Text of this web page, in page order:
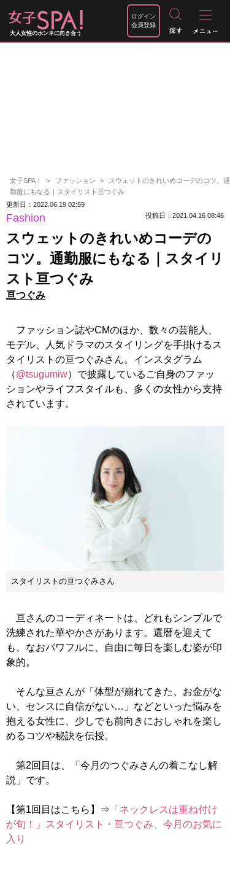
大人女性のホンネに向き合う
ログイン
会員登録
女子SPA！ ファッション
スウェットのきれいめコーデのコツ。通
勤服にもなる｜スタイリスト亘つぐみ
更新日：2022.06.19 02:59
Fashion 投稿日：2021.04.16 08:46
スウェットのきれいめコーデの
コツ。通勤服にもなる｜スタイリ
スト亘つぐみ
亘つぐみ
ファッション誌やCMのほか、数々の芸能人、
モデル、人気ドラマのスタイリングを手掛けるス
タイリストの亘つぐみさん。インスタグラム
（@tsugumiw）で披露しているご自身のファッ
ションやライフスタイルも、多くの女性から支持
されています。
スタイリストの亘つぐみさん
亘さんのコーディネートは、どれもシンプルで
洗練された華やかさがあります。還暦を迎えて
も、なおパワフルに、自由に毎日を楽しむ姿が印
象的。
そんな亘さんが「体型が崩れてきた、お金がな
い、センスに自信がない…」などといった悩みを
抱える女性に、少しでも前向きにおしゃれを楽し
めるコツや秘訣を伝授。
第2回目は、「今月のつぐみさんの着こなし解
説」です。
【第1回目はこちら】⇒ 「ネックレスは重ね付け
が旬！」スタイリスト・亘つぐみ、今月のお気に
入り